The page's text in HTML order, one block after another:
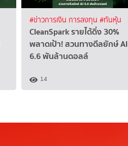
#ข่าวการเงิน การลงทุน #ทันหุ้น
CleanSpark รายได้ดิ่ง 30%
พลาดเป้า! สวนทางดีลยักษ์ AI
6.6 พันล้านดอลล์
14